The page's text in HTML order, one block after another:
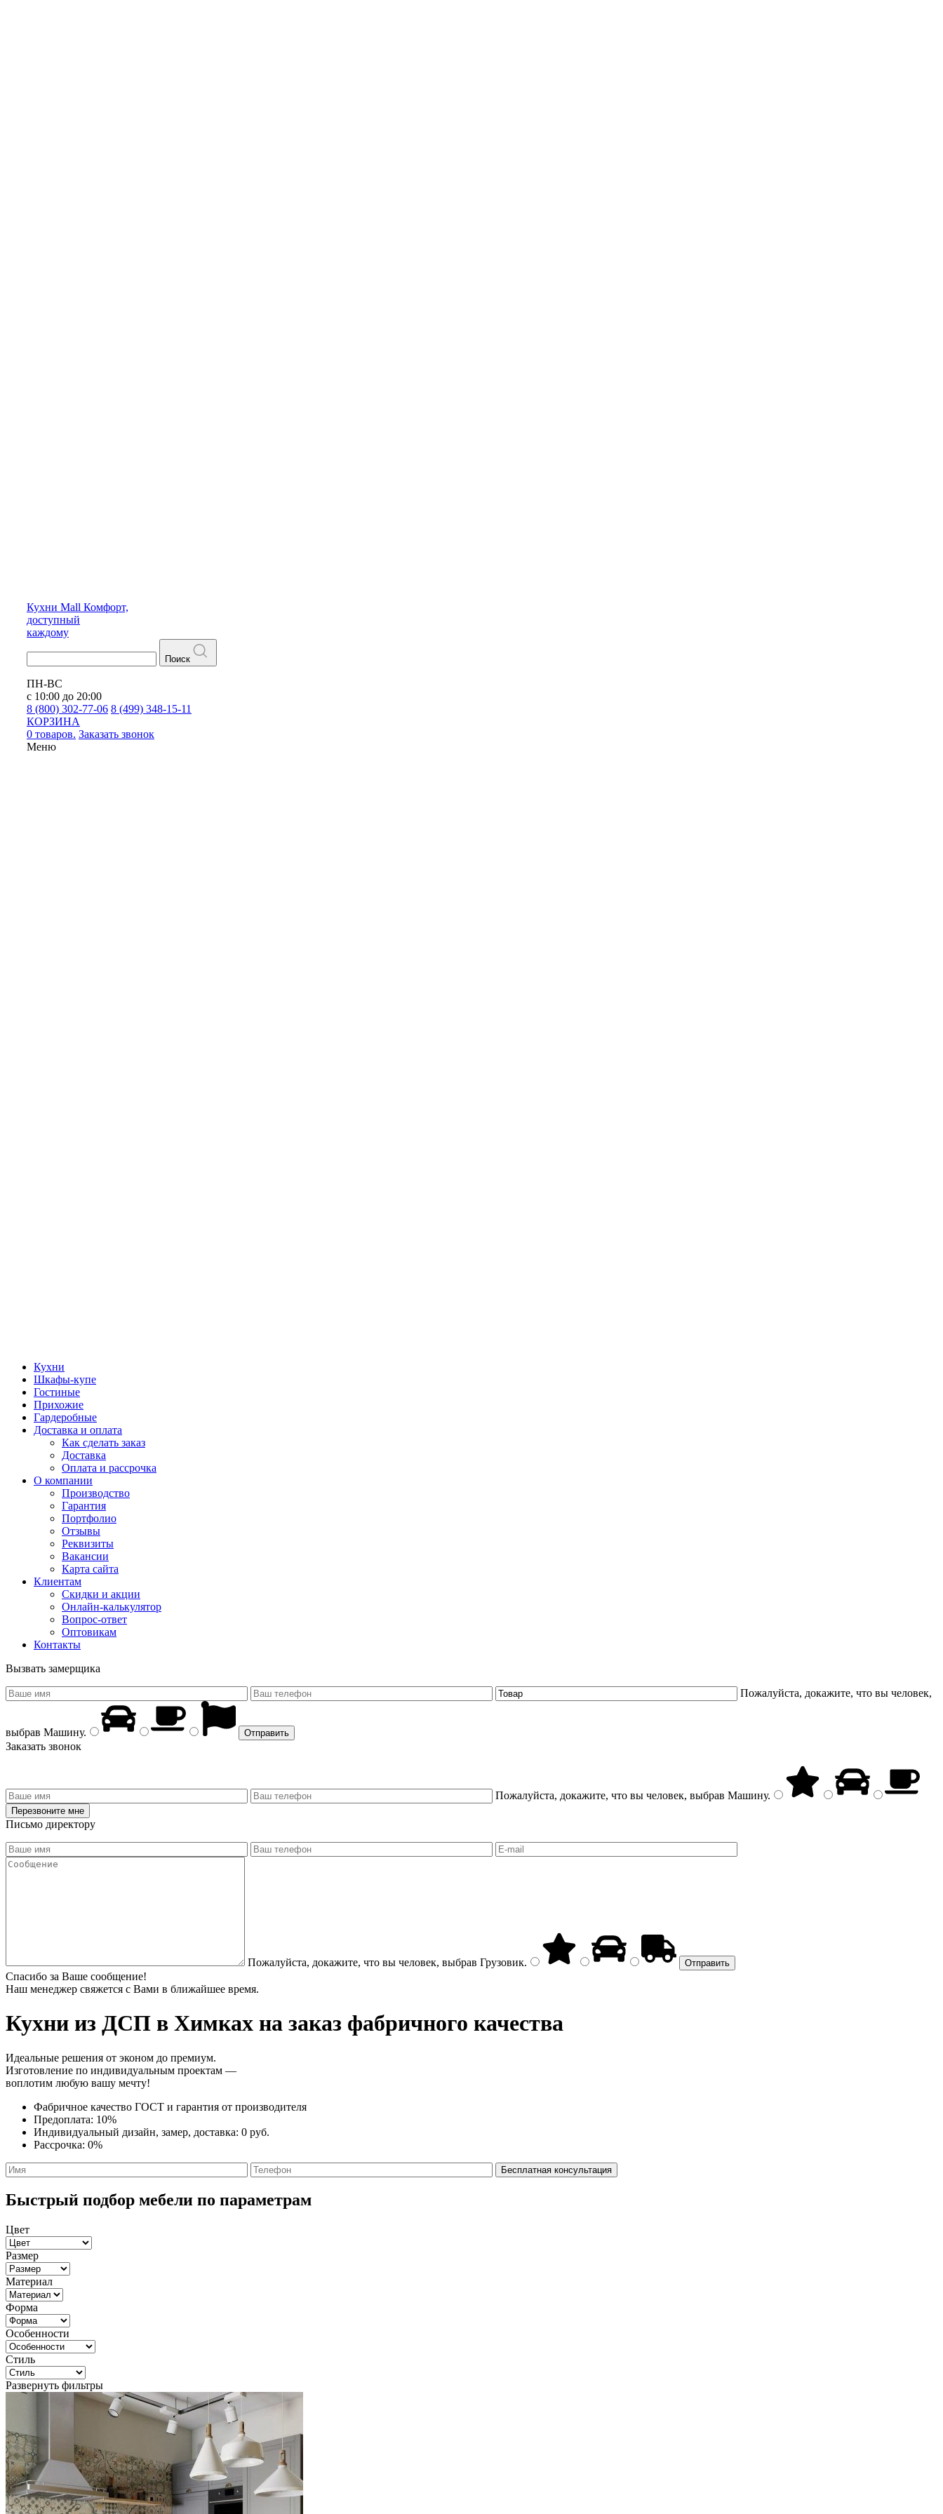
Кухни Mall Комфорт,
доступный
каждому
Поиск
ПН-ВС
с 10:00 до 20:00
8 (800) 302-77-06 8 (499) 348-15-11
КОРЗИНА
0 товаров. Заказать звонок
Меню
Кухни
Шкафы-купе
Гостиные
Прихожие
Гардеробные
Доставка и оплата
Как сделать заказ
Доставка
Оплата и рассрочка
О компании
Производство
Гарантия
Портфолио
Отзывы
Реквизиты
Вакансии
Карта сайта
Клиентам
Скидки и акции
Онлайн-калькулятор
Вопрос-ответ
Оптовикам
Контакты
Вызвать замерщика
Пожалуйста, докажите, что вы человек,
выбрав Машину.
Заказать звонок
Пожалуйста, докажите, что вы человек, выбрав Машину.
Письмо директору
Пожалуйста, докажите, что вы человек, выбрав Грузовик.
Спасибо за Ваше сообщение!
Наш менеджер свяжется с Вами в ближайшее время.
Кухни из ДСП в Химках на заказ фабричного качества
Идеальные решения от эконом до премиум.
Изготовление по индивидуальным проектам —
воплотим любую вашу мечту!
Фабричное качество ГОСТ и гарантия от производителя
Предоплата: 10%
Индивидуальный дизайн, замер, доставка: 0 руб.
Рассрочка: 0%
Быстрый подбор мебели по параметрам
Цвет
Размер
Материал
Форма
Особенности
Стиль
Развернуть фильтры